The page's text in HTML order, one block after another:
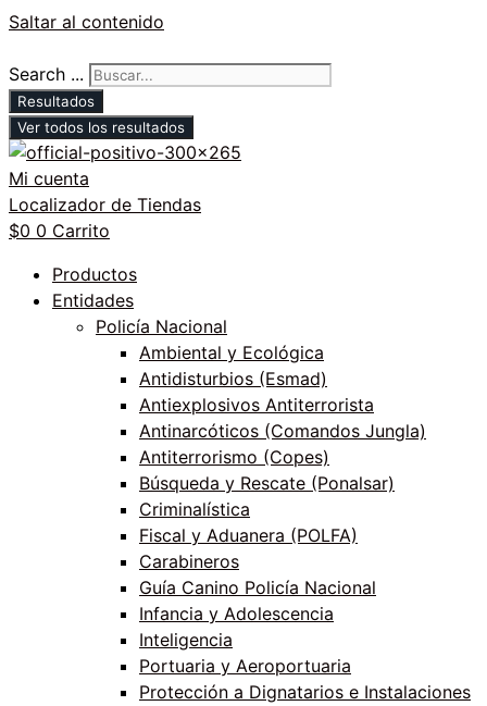
Saltar al contenido
Search ...
Resultados
Ver todos los resultados
Mi cuenta
Localizador de Tiendas
$0 0 Carrito
Productos
Entidades
Policía Nacional
Ambiental y Ecológica
Antidisturbios (Esmad)
Antiexplosivos Antiterrorista
Antinarcóticos (Comandos Jungla)
Antiterrorismo (Copes)
Búsqueda y Rescate (Ponalsar)
Criminalística
Fiscal y Aduanera (POLFA)
Carabineros
Guía Canino Policía Nacional
Infancia y Adolescencia
Inteligencia
Portuaria y Aeroportuaria
Protección a Dignatarios e Instalaciones